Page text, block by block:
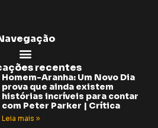
recentes
Homem-Aranha: Um Novo Dia
prova que ainda existem
histórias incríveis para contar
com Peter Parker | Crítica
Leia mais »